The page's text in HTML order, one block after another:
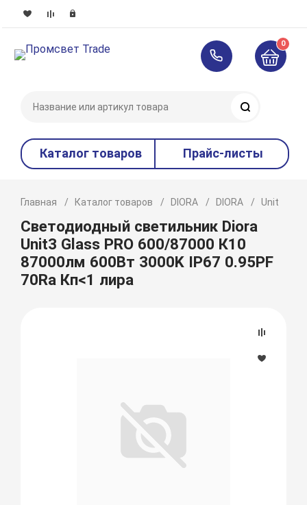
0
Каталог товаров Прайс-листы
Главная Каталог товаров DIORA DIORA Unit
Светодиодный светильник Diora
Unit3 Glass PRO 600/87000 К10
87000лм 600Вт 3000K IP67 0.95PF
70Ra Кп<1 лира